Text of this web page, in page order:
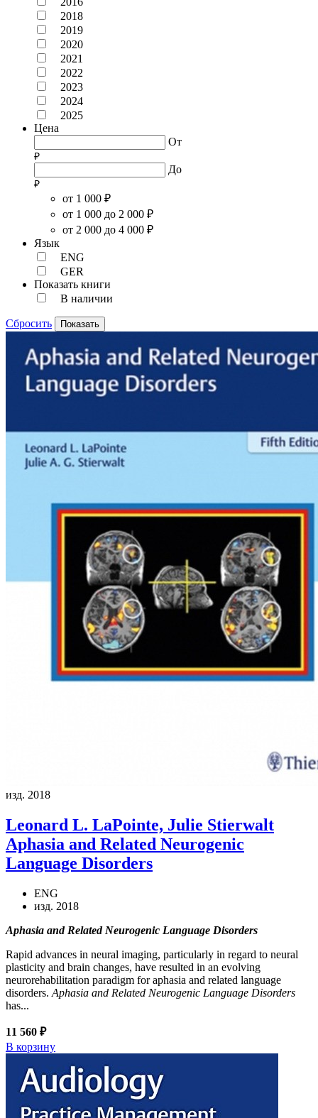
2018
2019
2020
2021
2022
2023
2024
2025
Цена
От
До
от 1 000 ₽
от 1 000 до 2 000 ₽
от 2 000 до 4 000 ₽
Язык
ENG
GER
Показать книги
В наличии
Сбросить Показать
изд. 2018
Leonard L. LaPointe, Julie Stierwalt
Aphasia and Related Neurogenic
Language Disorders
ENG
изд. 2018
Aphasia and Related Neurogenic Language Disorders
Rapid advances in neural imaging, particularly in regard to neural
plasticity and brain changes, have resulted in an evolving
neurorehabilitation paradigm for aphasia and related language
disorders. Aphasia and Related Neurogenic Language Disorders
has...
11 560 ₽
В корзину